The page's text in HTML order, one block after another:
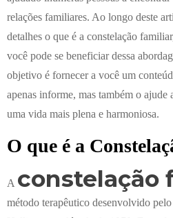
relações familiares. Ao longo deste
detalhes o que é a constelação
você pode se beneficiar dessa
objetivo é fornecer a você um
apenas informe, mas também o ajude
uma vida mais plena e harmoniosa.
O que é a
A constelação
método terapêutico desenvolvido